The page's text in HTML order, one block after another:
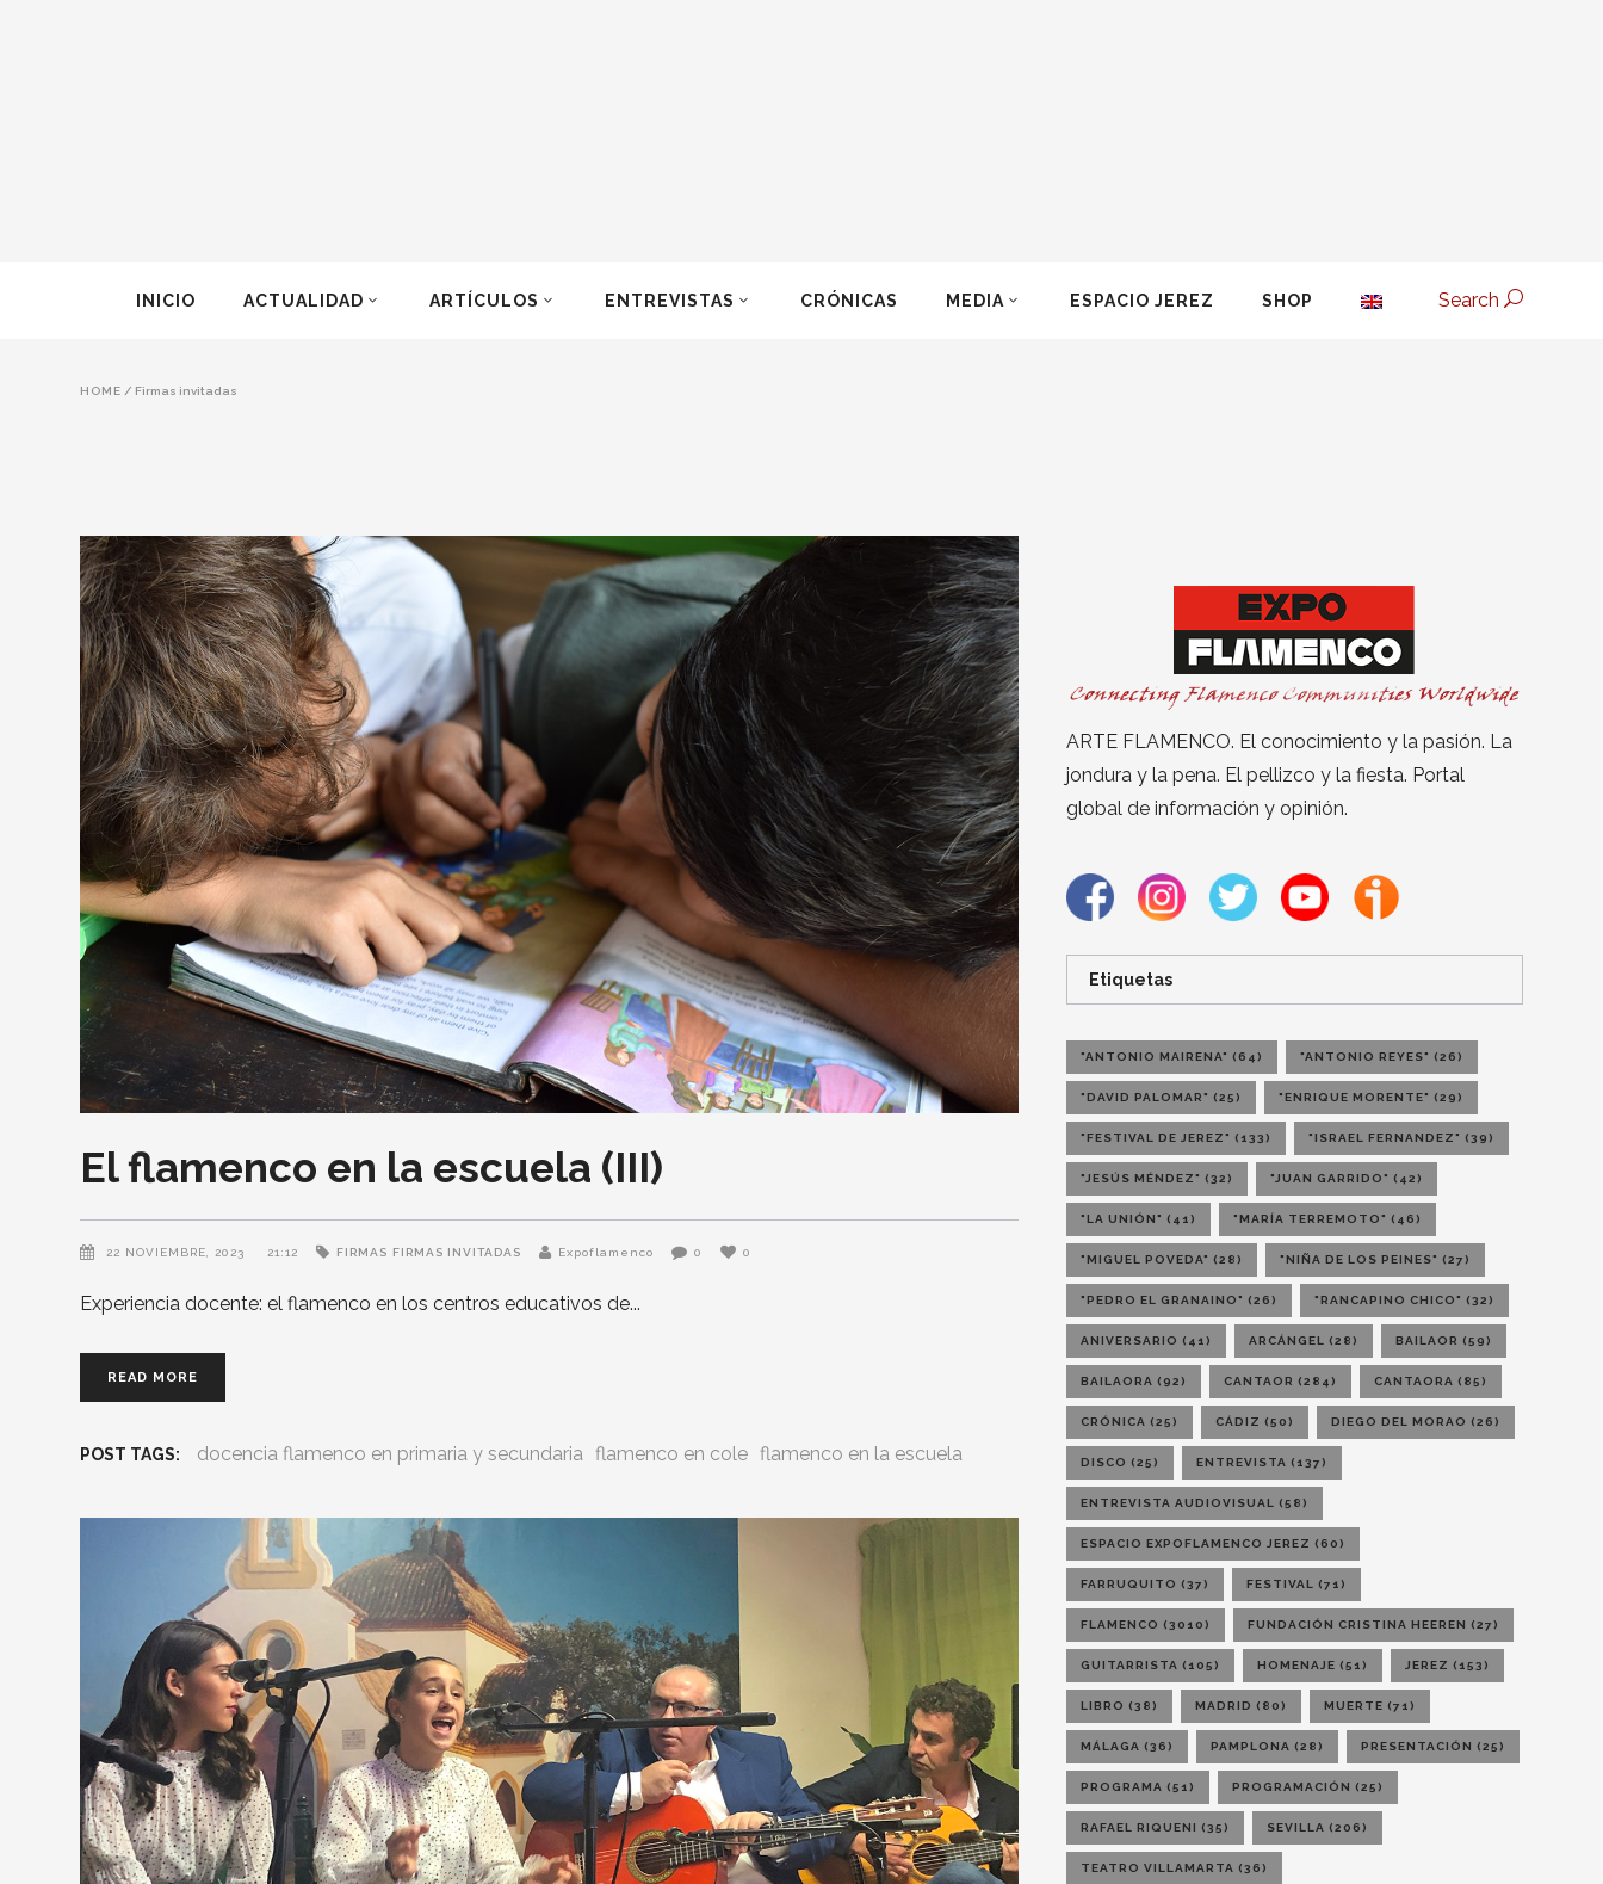
INICIO ACTUALIDAD ARTÍCULOS ENTREVISTAS CRÓNICAS MEDIA ESPACIO JEREZ SHOP Search
HOME / Firmas invitadas
El flamenco en la escuela (III)
22 NOVIEMBRE, 2023 21:12 FIRMAS FIRMAS INVITADAS Expoflamenco 0 0
Experiencia docente: el flamenco en los centros educativos de
READ MORE
POST TAGS: docencia flamenco en primaria y secundaria flamenco en cole flamenco en la escuela
ARTE FLAMENCO. El conocimiento y la pasión. La
jondura y la pena. El pellizco y la fiesta. Portal
global de información y opinión.
Etiquetas
"ANTONIO MAIRENA" (64) "ANTONIO REYES" (26)
"DAVID PALOMAR" (25) "ENRIQUE MORENTE" (29)
"FESTIVAL DE JEREZ" (133) "ISRAEL FERNANDEZ" (39)
"JESÚS MÉNDEZ" (32) "JUAN GARRIDO" (42)
"LA UNIÓN" (41) "MARÍA TERREMOTO" (46)
"MIGUEL POVEDA" (28) "NIÑA DE LOS PEINES" (27)
"PEDRO EL GRANAINO" (26) "RANCAPINO CHICO" (32)
ANIVERSARIO (41) ARCÁNGEL (28) BAILAOR (59)
BAILAORA (92) CANTAOR (284) CANTAORA (85)
CRÓNICA (25) CÁDIZ (50) DIEGO DEL MORAO (26)
DISCO (25) ENTREVISTA (137)
ENTREVISTA AUDIOVISUAL (58)
ESPACIO EXPOFLAMENCO JEREZ (60)
FARRUQUITO (37) FESTIVAL (71)
FLAMENCO (3010) FUNDACIÓN CRISTINA HEEREN (27)
GUITARRISTA (105) HOMENAJE (51) JEREZ (153)
LIBRO (38) MADRID (80) MUERTE (71)
MÁLAGA (36) PAMPLONA (28) PRESENTACIÓN (25)
PROGRAMA (51) PROGRAMACIÓN (25)
RAFAEL RIQUENI (35) SEVILLA (206)
TEATRO VILLAMARTA (36)